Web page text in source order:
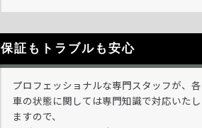
保証もトラブルも安心
プロフェッショナルな専門スタッフが、各
車の状態に関しては専門知識で対応いたし
ますので、